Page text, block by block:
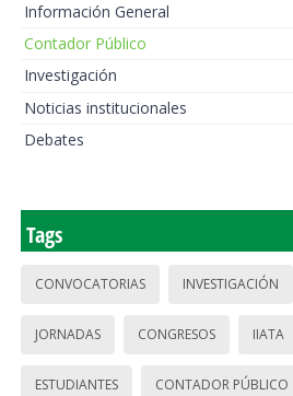
Información General
Contador Público
Investigación
Noticias institucionales
Debates
Tags
CONVOCATORIAS INVESTIGACIÓN
JORNADAS CONGRESOS IIATA
ESTUDIANTES CONTADOR PÚBLICO